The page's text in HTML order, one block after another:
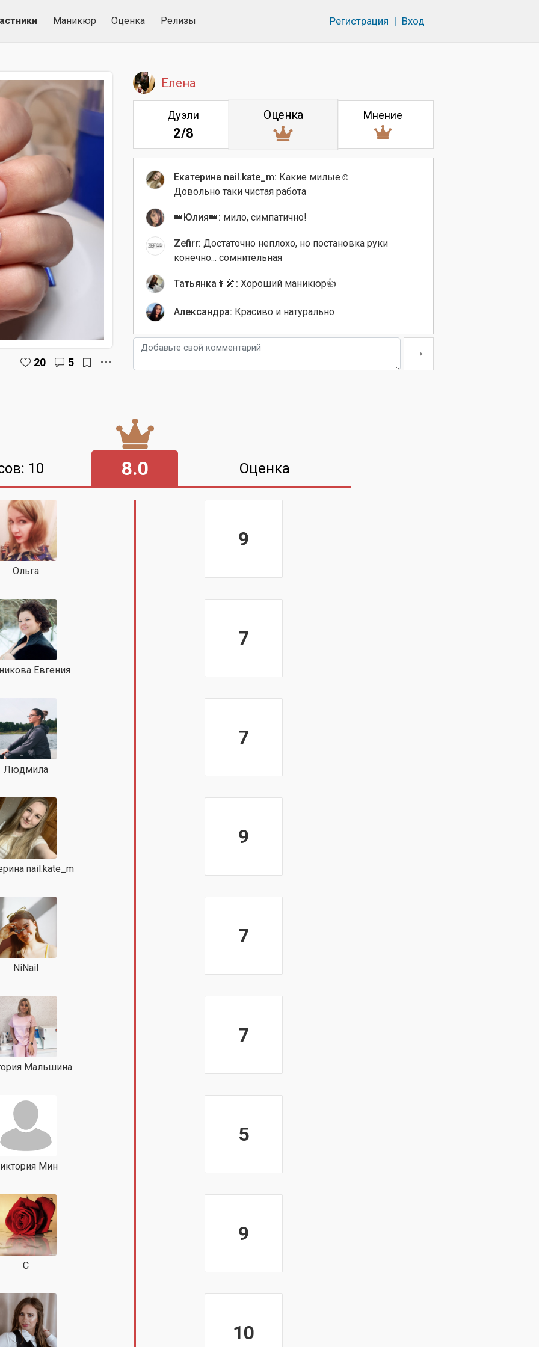
Маникюр Оценка Релизы Регистрация | Вход
20 5
Елена
Дуэли
2/8
Оценка Мнение
Екатерина nail.kate_m: Какие милые☺️
Довольно таки чистая работа
👑Юлия👑: мило, симпатично!
Zefirr: Достаточно неплохо, но постановка руки
конечно... сомнительная
Татьянка👩‍🎤: Хороший маникюр👍
Александра: Красиво и натурально
10 8.0 Оценка
Ольга
9
Евгения
7
Людмила
7
nail.kate_m
9
NiNail
7
Мальшина
7
Мин
5
С
9
10